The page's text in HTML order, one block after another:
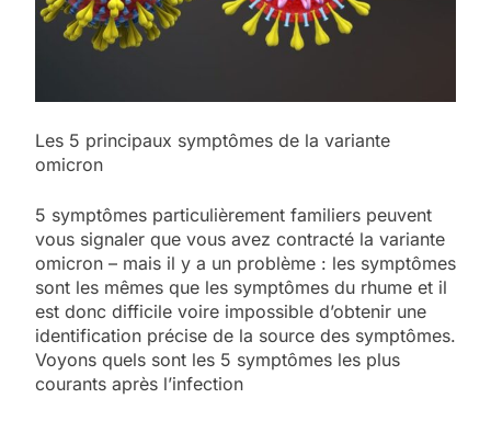
Les 5 principaux symptômes de la variante
omicron
5 symptômes particulièrement familiers peuvent
vous signaler que vous avez contracté la variante
omicron – mais il y a un problème : les symptômes
sont les mêmes que les symptômes du rhume et il
est donc difficile voire impossible d’obtenir une
identification précise de la source des symptômes.
Voyons quels sont les 5 symptômes les plus
courants après l’infection